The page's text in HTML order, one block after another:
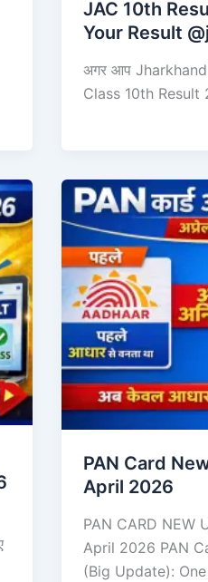
JAC 10th
Your Result
अगर आप
Class 10th Result
PAN Card
April 2026
PAN CARD NEW
April 2026 PAN
(Big Update):